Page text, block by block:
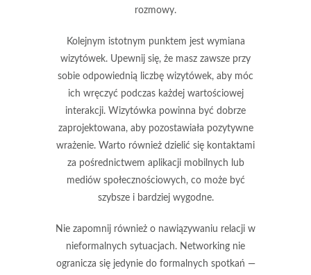
rozmowy.
Kolejnym istotnym punktem jest wymiana
wizytówek. Upewnij się, że masz zawsze przy
sobie odpowiednią liczbę wizytówek, aby móc
ich wręczyć podczas każdej wartościowej
interakcji. Wizytówka powinna być dobrze
zaprojektowana, aby pozostawiała pozytywne
wrażenie. Warto również dzielić się kontaktami
za pośrednictwem aplikacji mobilnych lub
mediów społecznościowych, co może być
szybsze i bardziej wygodne.
Nie zapomnij również o nawiązywaniu relacji w
nieformalnych sytuacjach. Networking nie
ogranicza się jedynie do formalnych spotkań —